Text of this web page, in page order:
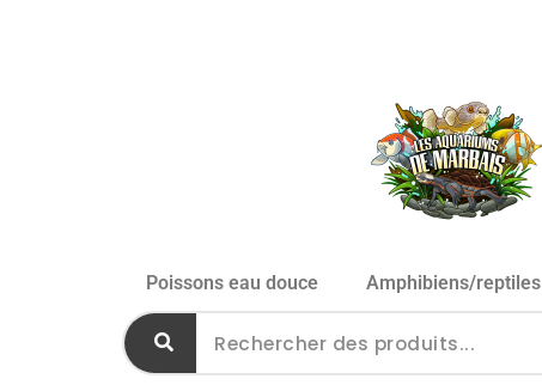
Poissons eau douce Amphibiens/reptiles